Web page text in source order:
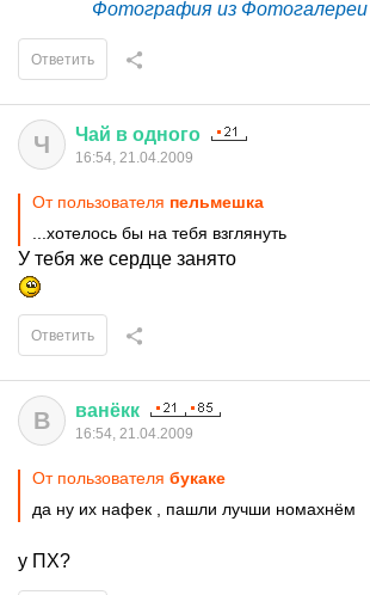
Фотография из Фотогалереи
Ответить
Ч Чай в одного
16:54, 21.04.2009
От пользователя пельмешка
...хотелось бы на тебя взглянуть
У тебя же сердце занято
Ответить
В ванёкк
16:54, 21.04.2009
От пользователя букаке
да ну их нафек , пашли лучши номахнём
у ПХ?